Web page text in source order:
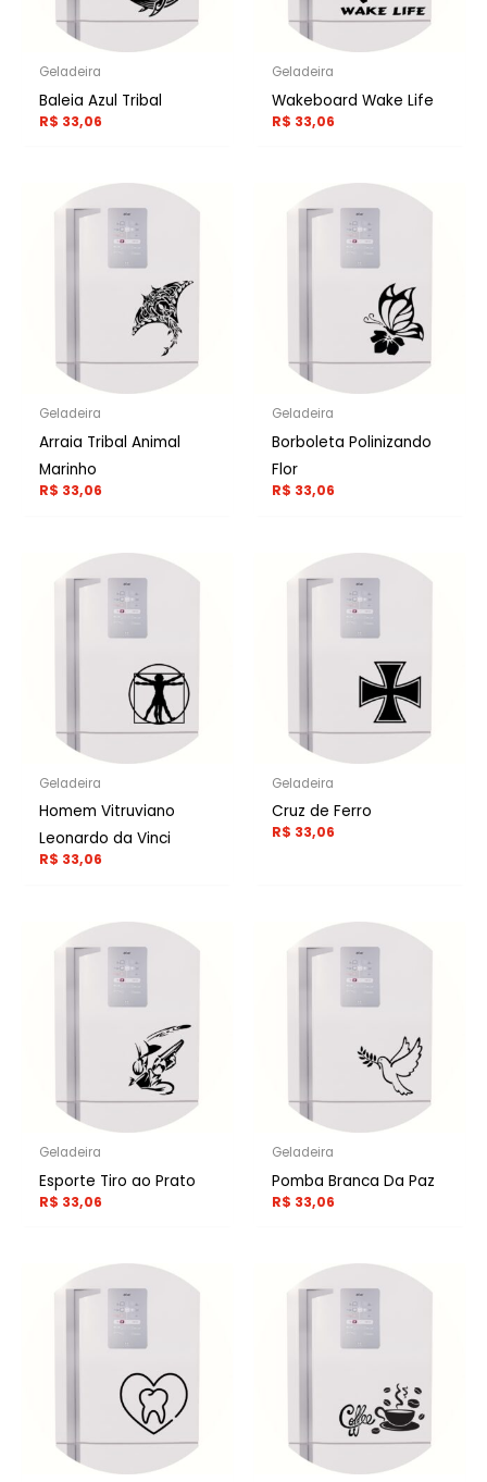
Geladeira
Baleia Azul Tribal
R$ 33,06
Geladeira
Wakeboard Wake Life
R$ 33,06
Geladeira
Arraia Tribal Animal
Marinho
R$ 33,06
Geladeira
Borboleta Polinizando
Flor
R$ 33,06
Geladeira
Homem Vitruviano
Leonardo da Vinci
R$ 33,06
Geladeira
Cruz de Ferro
R$ 33,06
Geladeira
Esporte Tiro ao Prato
R$ 33,06
Geladeira
Pomba Branca Da Paz
R$ 33,06